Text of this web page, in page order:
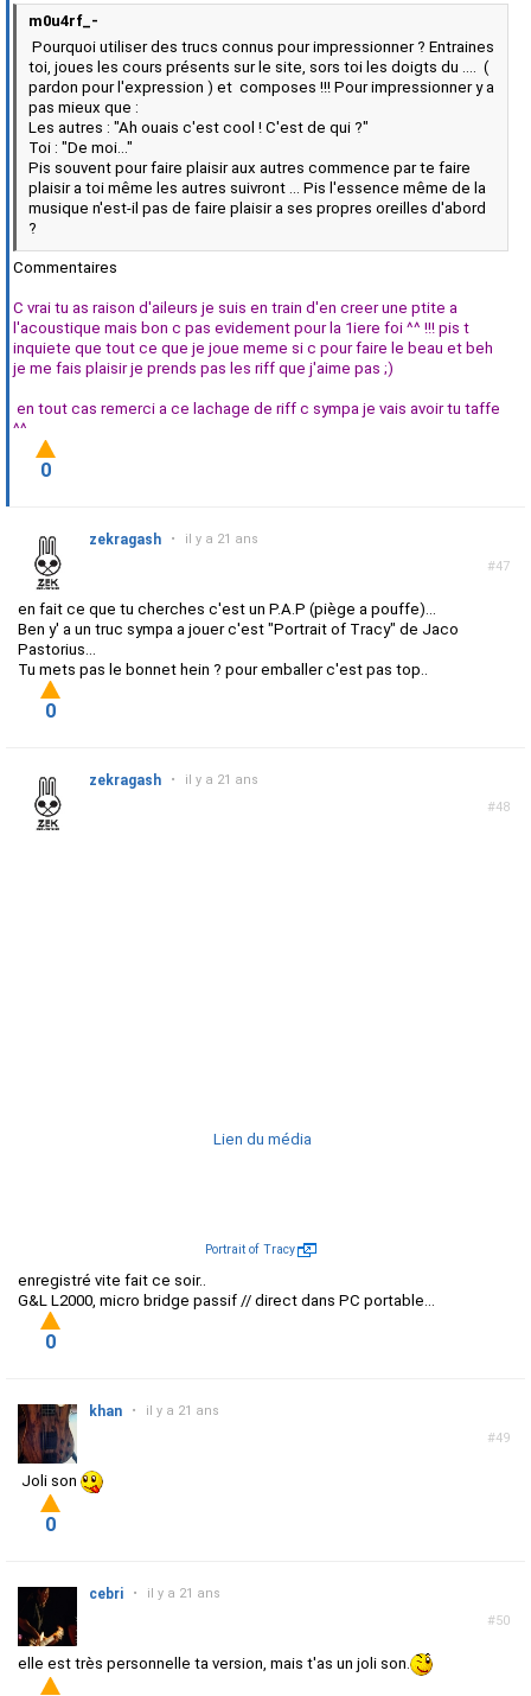
m0u4rf_-
Pourquoi utiliser des trucs connus pour impressionner ? Entraines
toi, joues les cours présents sur le site, sors toi les doigts du .... (
pardon pour l'expression ) et composes !!! Pour impressionner y a
pas mieux que :
Les autres : "Ah ouais c'est cool ! C'est de qui ?"
Toi : "De moi..."
Pis souvent pour faire plaisir aux autres commence par te faire
plaisir a toi même les autres suivront ... Pis l'essence même de la
musique n'est-il pas de faire plaisir a ses propres oreilles d'abord
?
Commentaires
C vrai tu as raison d'aileurs je suis en train d'en creer une ptite a
l'acoustique mais bon c pas evidement pour la 1iere foi ^^ !!! pis t
inquiete que tout ce que je joue meme si c pour faire le beau et beh
je me fais plaisir je prends pas les riff que j'aime pas ;)
en tout cas remerci a ce lachage de riff c sympa je vais avoir tu taffe
^^
0
#47
zekragash • il y a 21 ans
en fait ce que tu cherches c'est un P.A.P (piège a pouffe)...
Ben y' a un truc sympa a jouer c'est "Portrait of Tracy" de Jaco
Pastorius...
Tu mets pas le bonnet hein ? pour emballer c'est pas top..
0
#48
zekragash • il y a 21 ans
Lien du média
Portrait of Tracy
enregistré vite fait ce soir..
G&L L2000, micro bridge passif // direct dans PC portable...
0
#49
khan • il y a 21 ans
Joli son
0
#50
cebri • il y a 21 ans
elle est très personnelle ta version, mais t'as un joli son.